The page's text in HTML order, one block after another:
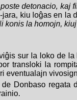
detonacio, kaj
jara, kiu loĝas en la
konis la homojn,
sur la loko de
transloki la
eventualajn
Donbaso regata